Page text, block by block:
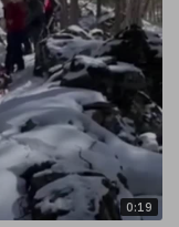
0:19